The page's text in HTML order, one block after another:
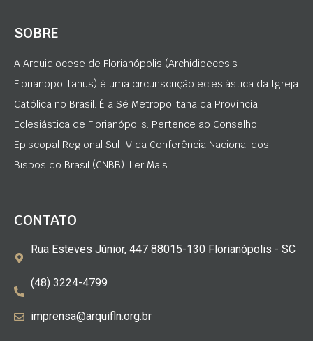
SOBRE
A Arquidiocese de Florianópolis (Archidioecesis
Florianopolitanus) é uma circunscrição eclesiástica da Igreja
Católica no Brasil. É a Sé Metropolitana da Província
Eclesiástica de Florianópolis. Pertence ao Conselho
Episcopal Regional Sul IV da Conferência Nacional dos
Bispos do Brasil (CNBB). Ler Mais
CONTATO
Rua Esteves Júnior, 447 88015-130 Florianópolis - SC
(48) 3224-4799
imprensa@arquifln.org.br